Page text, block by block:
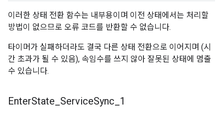
이러한 상태 전환 함수는 내부용이며 이전 상태에서는 처리할
방법이 없으므로 오류 코드를 반환할 수 없습니다.
타이머가 실패하더라도 결국 다른 상태 전환으로 이어지며 (시
간 초과가 될 수 있음), 속임수를 쓰지 않아 잘못된 상태에 멈출
수 있습니다.
EnterState ServiceSync 1